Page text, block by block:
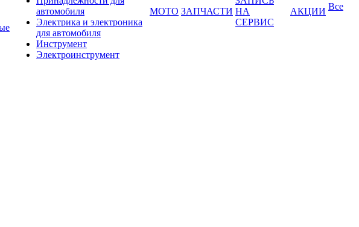
автомобиля
Электрика и электроника
для автомобиля
Инструмент
Электроинструмент
МОТО ЗАПЧАСТИ НА
СЕРВИС
АКЦИИ Все